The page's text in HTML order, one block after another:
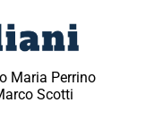
Maria Perrino
Scotti